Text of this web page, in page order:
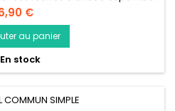
dans les plats asiatiques
anisé, il ira parfaitement
en fin de cuisson pour conserver
il est préférable de le...
€
au panier
En stock